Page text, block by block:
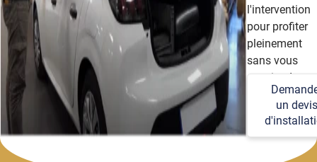
l'intervention
pour profiter
pleinement
sans vous
soucier des
détails
techniques et
logistiques.
un devis